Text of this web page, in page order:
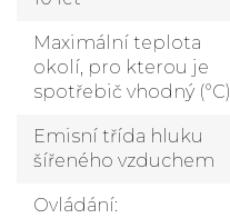
Maximální teplota
okolí, pro kterou je
spotřebič vhodný (°C)
Emisní třída hluku
šířeného vzduchem
Ovládání: